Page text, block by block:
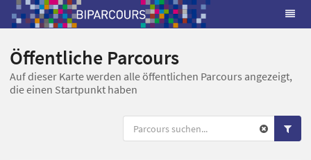
Öffentliche Parcours
Auf dieser Karte werden alle öffentlichen Parcours angezeigt,
die einen Startpunkt haben